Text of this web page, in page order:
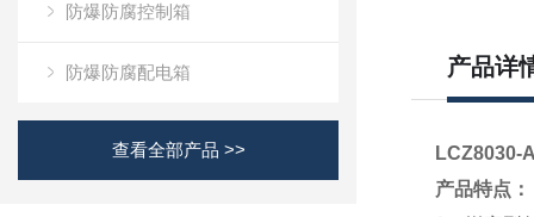
防爆防腐控制箱
防爆防腐配电箱
查看全部产品 >>
产品详
LCZ8030-
产品特点：